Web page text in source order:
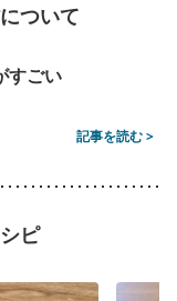
ついて
すごい
記事を読む >
ピ